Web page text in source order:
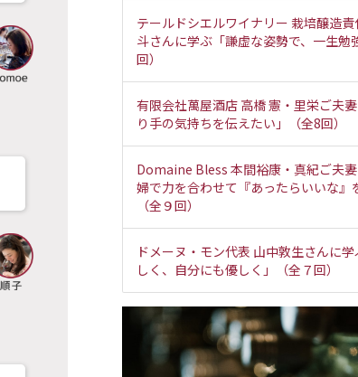
テールドシエルワイナリー 栽培醸造
斗さんに学ぶ「謙虚な姿勢で、一生勉
回）
有限会社萬屋酒店 高橋 憲・里栄ご夫
り手の気持ちを伝えたい」（全8回）
Domaine Bless 本間裕康・真紀ご夫
婦で力を合わせて『あったらいいな』
（全９回）
ドメーヌ・モン代表 山中敦生さんに
しく、自分にも優しく」（全７回）